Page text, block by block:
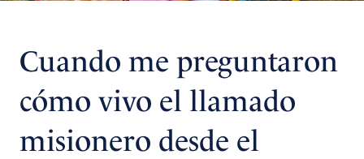
Cuando me preguntaron
cómo vivo el llamado
misionero desde el